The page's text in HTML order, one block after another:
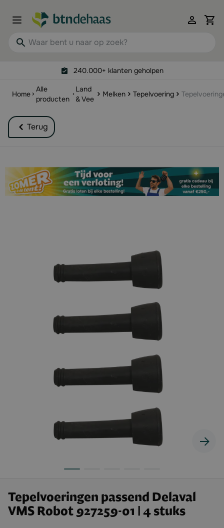
Waar bent u naar op zoek?
240.000+ klanten geholpen
Home
Alle
producten
Land
& Vee
Melken Tepelvoering
Terug
Tepelvoeringen passend Delaval
VMS Robot 927259-01 | 4 stuks